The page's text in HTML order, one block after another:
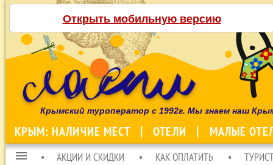
Открыть мобильную версию
Крымский туроператор с 1992г. Мы знаем наш
КРЫМ: НАЛИЧИЕ МЕСТ ОТЕЛИ МАЛЫЕ
menu АКЦИИ И СКИДКИ КАК ОПЛАТИТЬ